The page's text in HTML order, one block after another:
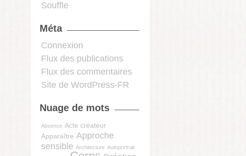
Souffle
Méta
Connexion
Flux des publications
Flux des commentaires
Site de WordPress-FR
Nuage de mots
Absence Acte créateur
Apparaître Approche
sensible Architecture Autoportrait